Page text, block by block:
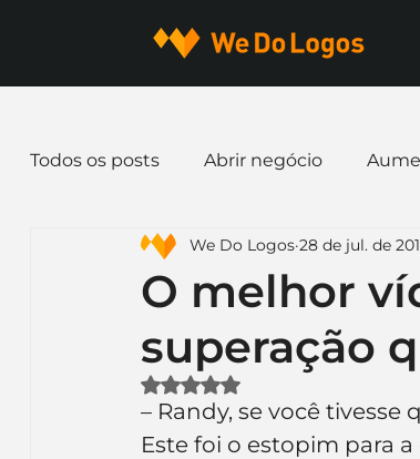
Todos os posts Abrir negócio
Dicas de Marketing Email
Identidade Visual Marca
Mascotes Slogan
O melhor
superação
We Do Logos 28 de jul. de
Avaliado com NaN de 5
– Randy, se você tivesse
Este foi o estopim para